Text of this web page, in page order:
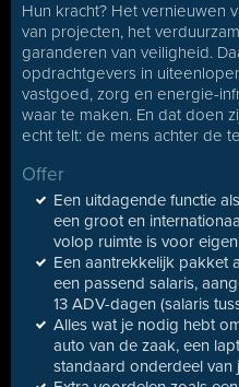
Hun kracht? Het vernieuwen
van projecten, het
garanderen van veiligheid.
opdrachtgevers in
vastgoed, zorg en energie-
waar te maken. En dat doen
echt telt: de mens achter de
Offer
Een uitdagende functie
een groot en
volop ruimte is voor
Een aantrekkelijk pakket
een passend salaris,
13 ADV-dagen (salaris
Alles wat je nodig hebt
auto van de zaak, een
standaard onderdeel van